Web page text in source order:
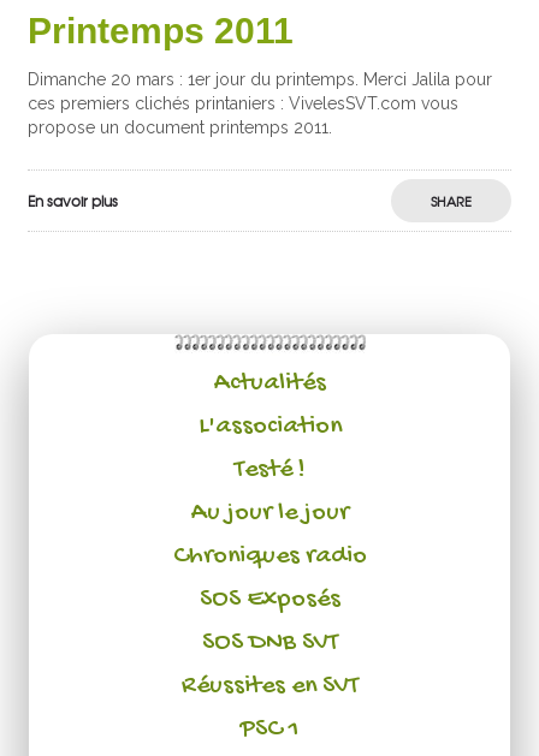
Printemps 2011
Dimanche 20 mars : 1er jour du printemps. Merci Jalila pour
ces premiers clichés printaniers : VivelesSVT.com vous
propose un document printemps 2011.
En savoir plus SHARE
Actualités
L'association
Testé !
Au jour le jour
Chroniques radio
SOS Exposés
SOS DNB SVT
Réussites en SVT
PSC 1